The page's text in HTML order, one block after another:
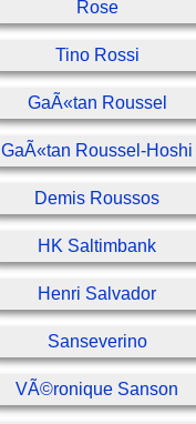
Rose
Tino Rossi
GaÃ«tan Roussel
GaÃ«tan Roussel-Hoshi
Demis Roussos
HK Saltimbank
Henri Salvador
Sanseverino
VÃ©ronique Sanson